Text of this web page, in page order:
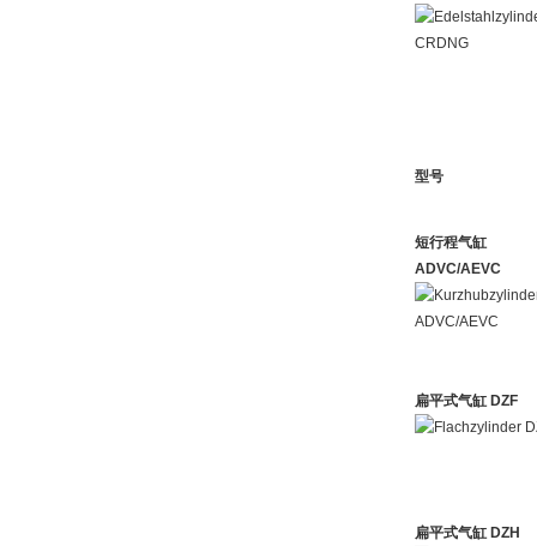
型号
短行程气缸
ADVC/AEVC
扁平式气缸 DZF
扁平式气缸 DZH